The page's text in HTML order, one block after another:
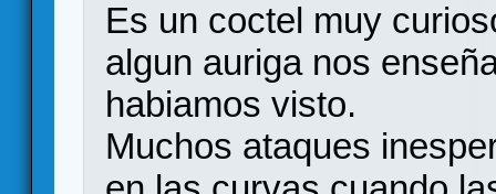
Es un coctel muy
algun auriga nos
habiamos visto.
Muchos ataques